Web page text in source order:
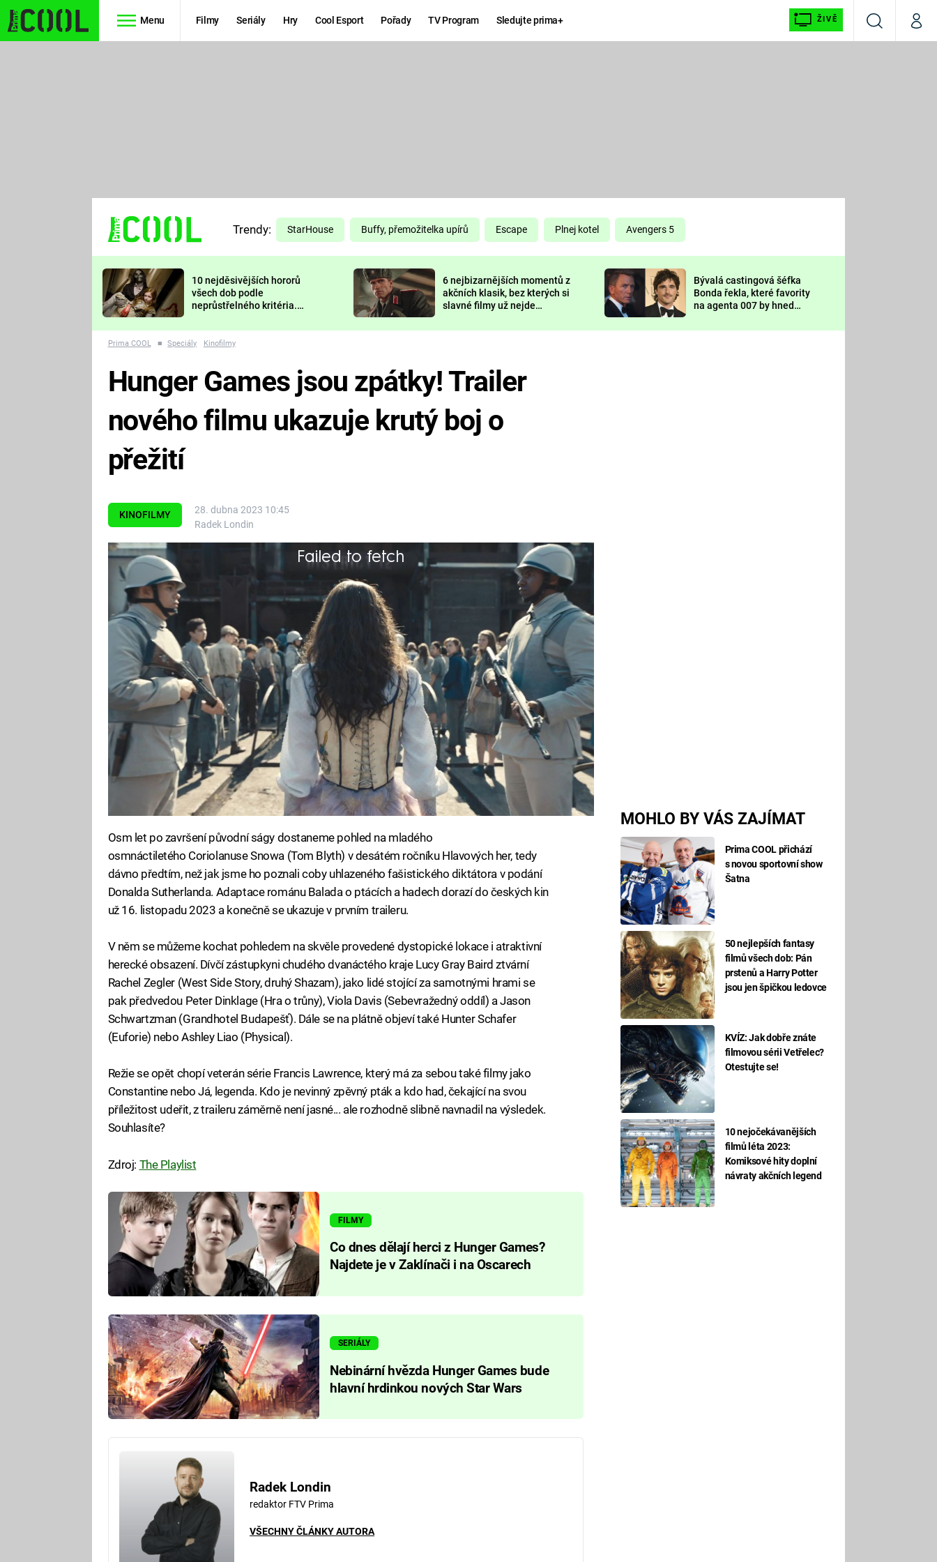
Menu Filmy Seriály Hry Cool Esport Pořady TV Program Sledujte prima+ ŽIVĚ
VyhledáváníMůj
TŘESKU
FUTURAMA
PREDÁTOR
DELIVERANCE
KOMEDIE
CHUCK
NORRIS
DEADPOOL
Prima LAJK
Sledujte nás
Trendy: StarHouse Buffy, přemožitelka upírů Escape Plnej kotel Avengers 5
10 nejděsivějších hororů
všech dob podle
neprůstřelného kritéria.
nejvíc zvednou tep?
6 nejbizarnějších momentů z
akčních klasik, bez kterých si
slavné filmy už nejde
Bývalá castingová šéfka
Bonda řekla, které favority
na agenta 007 by hned
Prima COOL ■ Speciály Kinofilmy
KINOFILMY
28. dubna 2023 10:45
Radek Londin
MOHLO BY VÁS ZAJÍMAT
Prima COOL přichází
s novou sportovní show
Šatna
50 nejlepších fantasy
filmů všech dob: Pán
prstenů a Harry Potter
jsou jen špičkou ledovce
KVÍZ: Jak dobře znáte
filmovou sérii Vetřelec?
Otestujte se!
10 nejočekávanějších
filmů léta 2023:
Komiksové hity doplní
návraty akčních legend
Hunger Games jsou zpátky! Trailer
nového filmu ukazuje krutý boj o
přežití
Failed to fetch
Populární série Hunger Games vrátí diváky do krutého diktátorského
světa země Panem.
Osm let po završení původní ságy dostaneme pohled na mladého
osmnáctiletého Coriolanuse Snowa (Tom Blyth) v desátém ročníku Hlavových her, tedy
dávno předtím, než jak jsme ho poznali coby uhlazeného fašistického diktátora v podání
Donalda Sutherlanda. Adaptace románu Balada o ptácích a hadech dorazí do českých kin
už 16. listopadu 2023 a konečně se ukazuje v prvním traileru.
V něm se můžeme kochat pohledem na skvěle provedené dystopické lokace i atraktivní
herecké obsazení. Dívčí zástupkyni chudého dvanáctého kraje Lucy Gray Baird ztvární
Rachel Zegler (West Side Story, druhý Shazam), jako lidé stojící za samotnými hrami se
pak předvedou Peter Dinklage (Hra o trůny), Viola Davis (Sebevražedný oddíl) a Jason
Schwartzman (Grandhotel Budapešť). Dále se na plátně objeví také Hunter Schafer
(Euforie) nebo Ashley Liao (Physical).
Režie se opět chopí veterán série Francis Lawrence, který má za sebou také filmy jako
Constantine nebo Já, legenda. Kdo je nevinný zpěvný pták a kdo had, čekající na svou
příležitost udeřit, z traileru záměrně není jasné... ale rozhodně slibně navnadil na výsledek.
Souhlasíte?
Zdroj: The Playlist
FILMY
Co dnes dělají herci z Hunger Games?
Najdete je v Zaklínači i na Oscarech
SERIÁLY
Nebinární hvězda Hunger Games bude
hlavní hrdinkou nových Star Wars
Radek Londin
redaktor FTV Prima
VŠECHNY ČLÁNKY AUTORA